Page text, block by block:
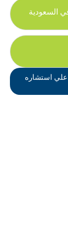
السعودية
استشاره